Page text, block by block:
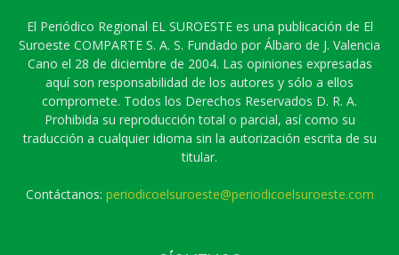
El Periódico Regional EL SUROESTE es una publicación de El
Suroeste COMPARTE S. A. S. Fundado por Álbaro de J. Valencia
Cano el 28 de diciembre de 2004. Las opiniones expresadas
aquí son responsabilidad de los autores y sólo a ellos
compromete. Todos los Derechos Reservados D. R. A.
Prohibida su reproducción total o parcial, así como su
traducción a cualquier idioma sin la autorización escrita de su
titular.
Contáctanos: periodicoelsuroeste@periodicoelsuroeste.com